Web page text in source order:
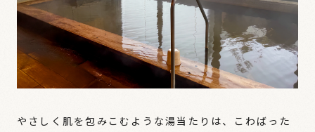
やさしく肌を包みこむような湯当たりは、こわばった